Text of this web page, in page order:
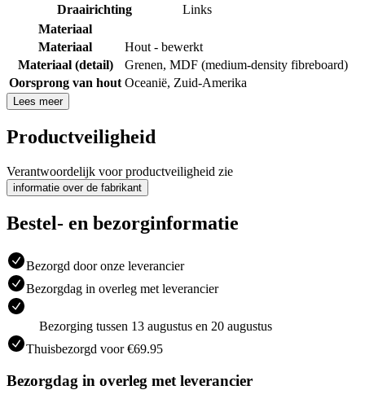
Draairichting
Links
Materiaal
Materiaal
Hout - bewerkt
Materiaal (detail)
Grenen, MDF (medium-density fibreboard)
Oorsprong van hout Oceanië, Zuid-Amerika
Lees meer
Productveiligheid
Verantwoordelijk voor productveiligheid zie
informatie over de fabrikant
Bestel- en bezorginformatie
Bezorgd door onze leverancier
Bezorgdag in overleg met leverancier
Bezorging tussen 13 augustus en 20 augustus
Thuisbezorgd voor €69.95
Bezorgdag in overleg met leverancier